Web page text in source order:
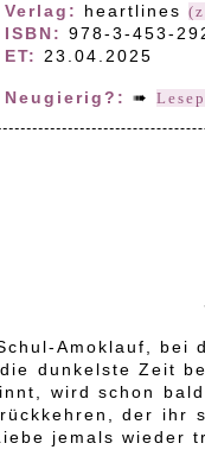
Verlag:
heartlines
ISBN: 978-3-453-
ET:
23.04.2025
Neugierig?: ➠
Amoklauf,
dunkelste Zeit
wird schon
der ihr
jemals wieder